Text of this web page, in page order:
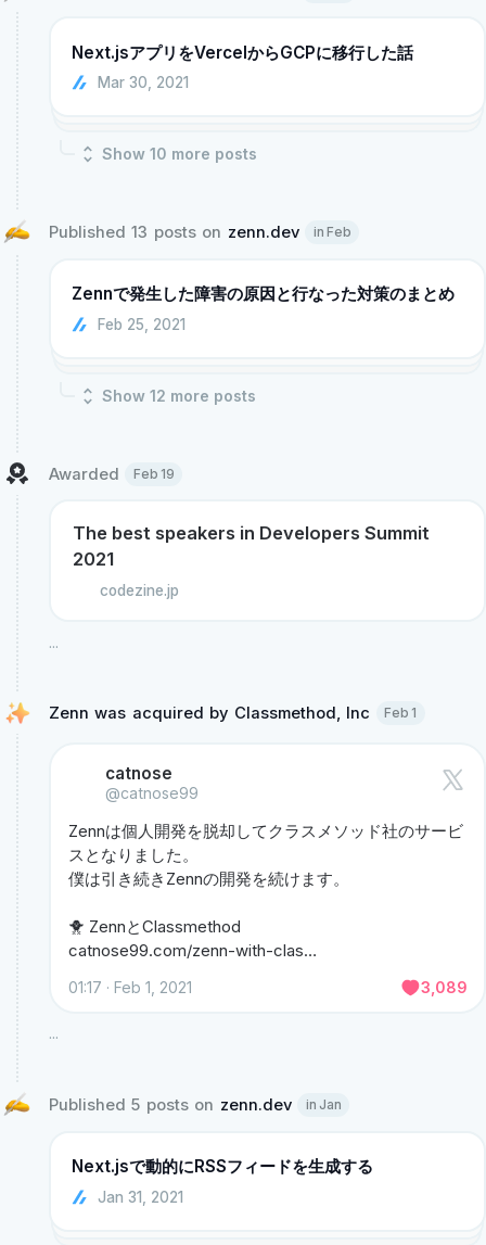
Next.jsアプリをVercelからGCPに移行した話
Mar 30, 2021
Show 10 more posts
Published 13 posts on zenn.dev in Feb
Zennで発生した障害の原因と行なった対策のまとめ
Feb 25, 2021
Show 12 more posts
Awarded Feb 19
The best speakers in Developers Summit
2021
codezine.jp
...
Zenn was acquired by Classmethod, Inc Feb 1
catnose
@catnose99
Zennは個人開発を脱却してクラスメソッド社のサービ
スとなりました。
僕は引き続きZennの開発を続けます。
catnose99.com/zenn-with-clas…
01:17 · Feb 1, 2021 3,089
...
Published 5 posts on zenn.dev in Jan
Next.jsで動的にRSSフィードを生成する
Jan 31, 2021